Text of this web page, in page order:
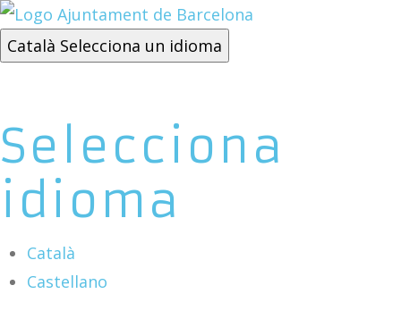
Català Selecciona un idioma
Selecciona
idioma
Català
Castellano